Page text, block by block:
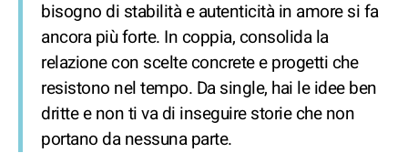
bisogno di stabilità e autenticità in amore si fa
ancora più forte. In coppia, consolida la
relazione con scelte concrete e progetti che
resistono nel tempo. Da single, hai le idee ben
dritte e non ti va di inseguire storie che non
portano da nessuna parte.